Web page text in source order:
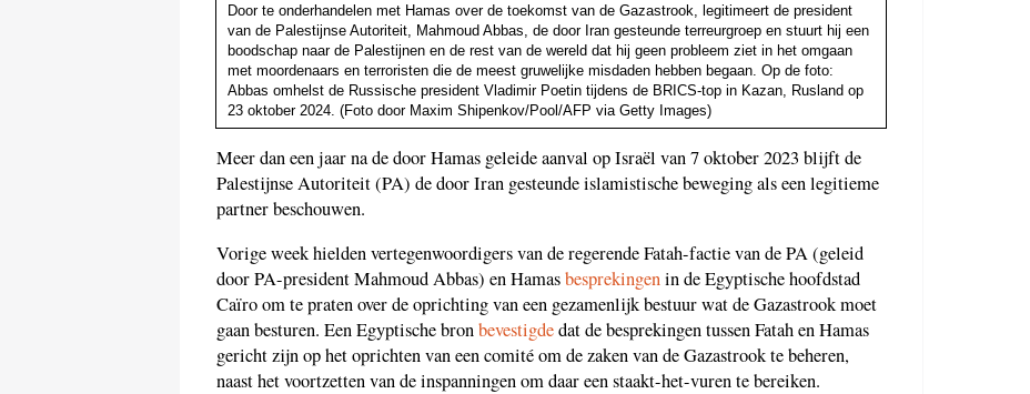
Door te onderhandelen met Hamas over de toekomst van de Gazastrook, legitimeert de president
van de Palestijnse Autoriteit, Mahmoud Abbas, de door Iran gesteunde terreurgroep en stuurt hij een
boodschap naar de Palestijnen en de rest van de wereld dat hij geen probleem ziet in het omgaan
met moordenaars en terroristen die de meest gruwelijke misdaden hebben begaan. Op de foto:
Abbas omhelst de Russische president Vladimir Poetin tijdens de BRICS-top in Kazan, Rusland op
23 oktober 2024. (Foto door Maxim Shipenkov/Pool/AFP via Getty Images)
Meer dan een jaar na de door Hamas geleide aanval op Israël van 7 oktober 2023 blijft de
Palestijnse Autoriteit (PA) de door Iran gesteunde islamistische beweging als een legitieme
partner beschouwen.
Vorige week hielden vertegenwoordigers van de regerende Fatah-factie van de PA (geleid
door PA-president Mahmoud Abbas) en Hamasbesprekingenin de Egyptische hoofdstad
Caïro om te praten over de oprichting van een gezamenlijk bestuur wat de Gazastrook moet
gaan besturen. Een Egyptische bronbevestigdedat de besprekingen tussen Fatah en Hamas
gericht zijn op het oprichten van een comité om de zaken van de Gazastrook te beheren,
naast het voortzetten van de inspanningen om daar een staakt-het-vuren te bereiken.